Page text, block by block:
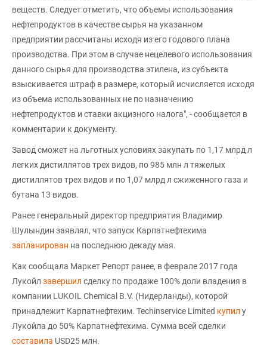
веществ. Следует отметить, что объемы использования
нефтепродуктов в качестве сырья на указанном
предприятии рассчитаны исходя из его годового плана
производства. При этом в случае нецелевого использования
данного сырья для производства этилена, из субъекта
взыскивается штраф в размере, который исчисляется исходя
из объема использованных не по назначению
нефтепродуктов и ставки акцизного налога", - сообщается в
комментарии к документу.
Завод сможет на льготных условиях закупать по 1,17 млрд л
легких дистиллятов трех видов, по 985 млн л тяжелых
дистиллятов трех видов и по 1,07 млрд л сжиженного газа и
бутана 13 видов.
Ранее генеральный директор предприятия Владимир
Шулындин заявлял, что запуск Карпатнефтехима
запланирован на последнюю декаду мая.
Как сообщала Маркет Репорт ранее, в феврале 2017 года
Лукойл завершил сделку по продаже 100% доли владения в
компании LUKOIL Chemical B.V. (Нидерланды), которой
принадлежит Карпатнефтехим. Techinservice Limited купил у
Лукойла до 50% Карпатнефтехима. Сумма всей сделки
составила USD25 млн.